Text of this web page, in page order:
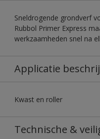
Sneldrogende grondverf
Rubbol Primer Express
werkzaamheden snel na
Applicatie
Kwast en roller
Technische &